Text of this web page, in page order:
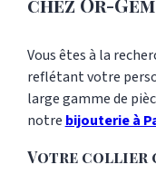
agrandir, réparer,
renseignements,
90
chez Or-
Vous êtes à la
reflétant votre
large gamme de
notre bijouterie à
Votre collier